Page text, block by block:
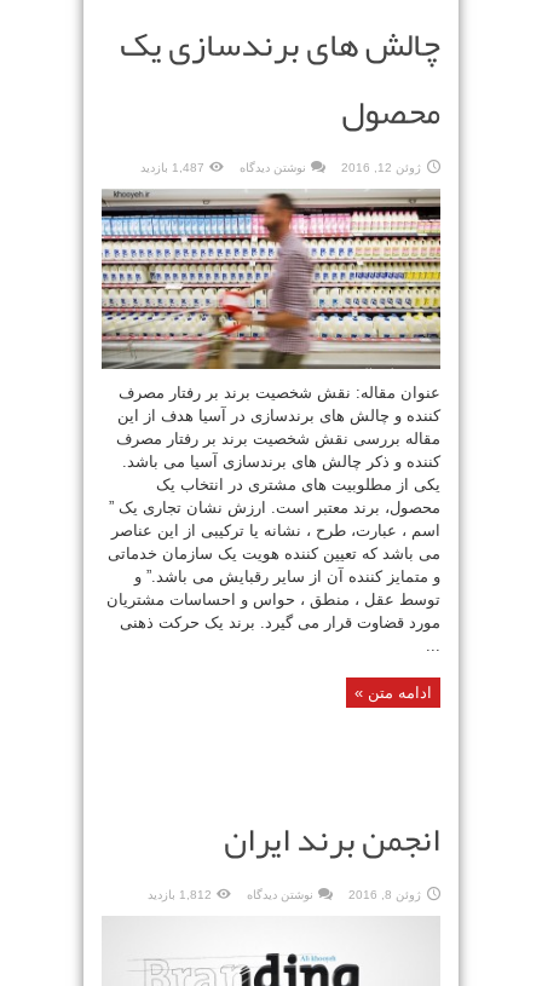
چالش های برندسازی یک
محصول
ژوئن 12, 2016 نوشتن دیدگاه 1,487 بازدید
عنوان مقاله: نقش شخصیت برند بر رفتار مصرف
کننده و چالش های برندسازی در آسیا هدف از این
مقاله بررسی نقش شخصیت برند بر رفتار مصرف
کننده و ذکر چالش های برندسازی آسیا می باشد.
یکی از مطلوبیت های مشتری در انتخاب یک
محصول، برند معتبر است. ارزش نشان تجاری یک ”
اسم ، عبارت، طرح ، نشانه یا ترکیبی از این عناصر
می باشد که تعیین کننده هویت یک سازمان خدماتی
و متمایز کننده آن از سایر رقبایش می باشد.” و
توسط عقل ، منطق ، حواس و احساسات مشتریان
مورد قضاوت قرار می گیرد. برند یک حرکت ذهنی
...
ادامه متن »
انجمن برند ایران
ژوئن 8, 2016 نوشتن دیدگاه 1,812 بازدید